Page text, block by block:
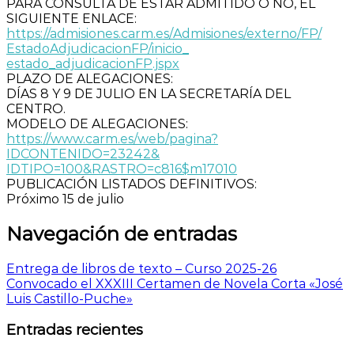
PARA CONSULTA DE ESTAR ADMITIDO O NO, EL
SIGUIENTE ENLACE:
https://admisiones.carm.es/Admisiones/externo/FP/
EstadoAdjudicacionFP/inicio_
estado_adjudicacionFP.jspx
PLAZO DE ALEGACIONES:
DÍAS 8 Y 9 DE JULIO EN LA SECRETARÍA DEL
CENTRO.
MODELO DE ALEGACIONES:
https://www.carm.es/web/pagina?
IDCONTENIDO=23242&
IDTIPO=100&RASTRO=c816$m17010
PUBLICACIÓN LISTADOS DEFINITIVOS:
Próximo 15 de julio
Navegación de entradas
Entrega de libros de texto – Curso 2025-26
Convocado el XXXIII Certamen de Novela Corta «José
Luis Castillo-Puche»
Entradas recientes